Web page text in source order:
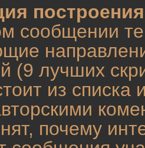
сообщении
(9 лучших
из
почему